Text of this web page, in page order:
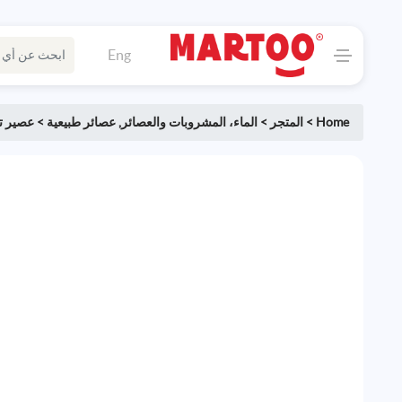
Eng
Home
> المتجر > الماء، المشروبات والعصائر,عصائر طبيعية >عصير